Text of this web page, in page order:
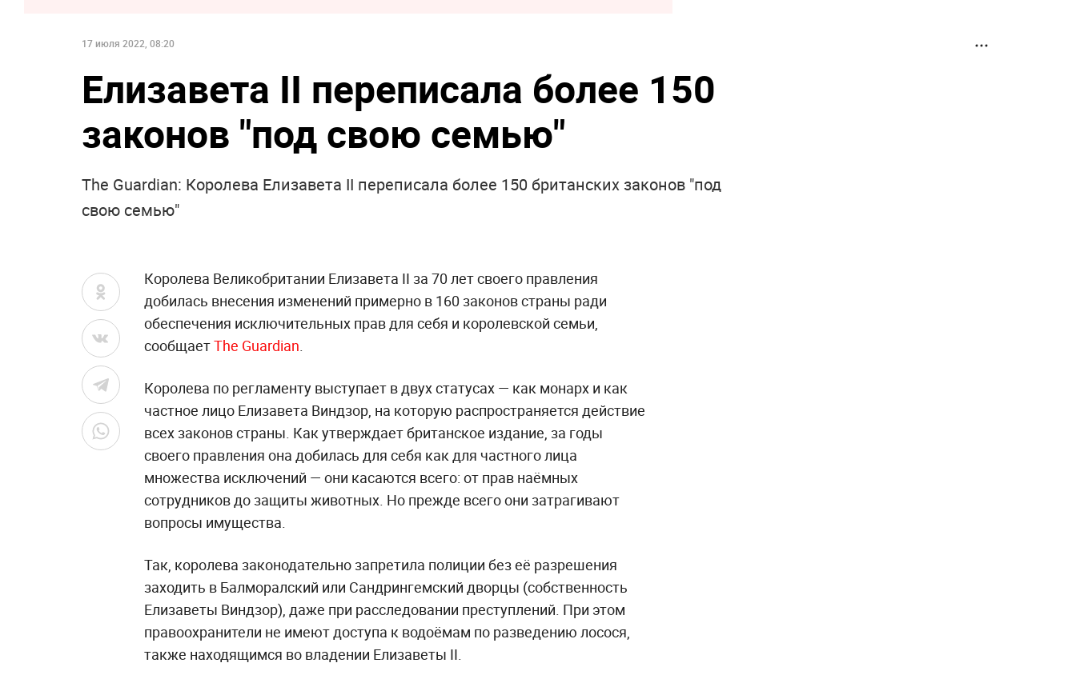
17 июля 2022, 08:20
Елизавета II переписала более 150
законов "под свою семью"
The Guardian: Королева Елизавета II переписала более 150 британских законов "под
свою семью"
Королева Великобритании Елизавета II за 70 лет своего правления
добилась внесения изменений примерно в 160 законов страны ради
обеспечения исключительных прав для себя и королевской семьи,
сообщаетThe Guardian.
Королева по регламенту выступает в двух статусах — как монарх и как
частное лицо Елизавета Виндзор, на которую распространяется действие
всех законов страны. Как утверждает британское издание, за годы
своего правления она добилась для себя как для частного лица
множества исключений — они касаются всего: от прав наёмных
сотрудников до защиты животных. Но прежде всего они затрагивают
вопросы имущества.
Так, королева законодательно запретила полиции без её разрешения
заходить в Балморалский или Сандрингемский дворцы (собственность
Елизаветы Виндзор), даже при расследовании преступлений. При этом
правоохранители не имеют доступа к водоёмам по разведению лосося,
также находящимся во владении Елизаветы II.